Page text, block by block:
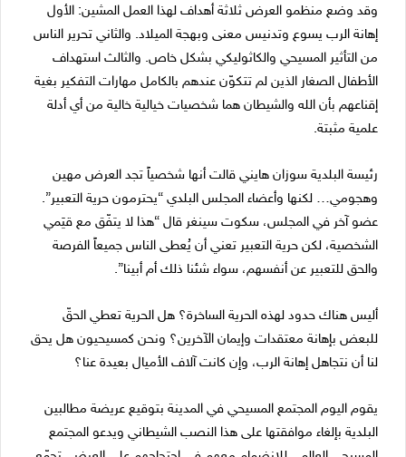
وقد وضع منظمو العرض ثلاثة أهداف لهذا العمل المشين: الأول
إهانة الرب يسوع وتدنيس معنى وبهجة الميلاد. والثاني تحرير الناس
من التأثير المسيحي والكاثوليكي بشكل خاص. والثالث استهداف
الأطفال الصغار الذين لم تتكوّن عندهم بالكامل مهارات التفكير بغية
إقناعهم بأن الله والشيطان هما شخصيات خيالية خالية من أي أدلة
علمية مثبتة.
رئيسة البلدية سوزان هايني قالت أنها شخصياً تجد العرض مهين
وهجومي… لكنها وأعضاء المجلس البلدي “يحترمون حرية التعبير”.
عضو آخر في المجلس، سكوت سينغر قال “هذا لا يتفّق مع قيَمي
الشخصية، لكن حرية التعبير تعني أن يُعطى الناس جميعاً الفرصة
والحق للتعبير عن أنفسهم، سواء شئنا ذلك أم أبينا”.
أليس هناك حدود لهذه الحرية الساخرة؟ هل الحرية تعطي الحقّ
للبعض بإهانة معتقدات وإيمان الآخرين؟ ونحن كمسيحيون هل يحق
لنا أن نتجاهل إهانة الرب، وإن كانت آلاف الأميال بعيدة عنا؟
يقوم اليوم المجتمع المسيحي في المدينة بتوقيع عريضة مطالبين
البلدية بإلغاء موافقتها على هذا النصب الشيطاني ويدعو المجتمع